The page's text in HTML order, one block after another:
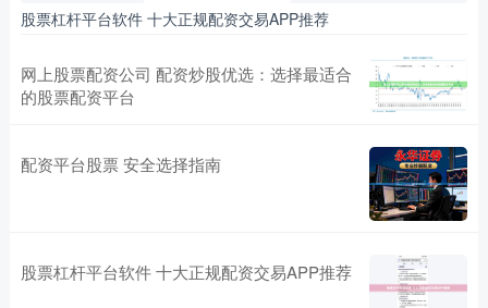
股票杠杆平台软件 十大正规配资交易APP推荐
网上股票配资公司 配资炒股优选：选择最适合
的股票配资平台
配资平台股票 安全选择指南
股票杠杆平台软件 十大正规配资交易APP推荐